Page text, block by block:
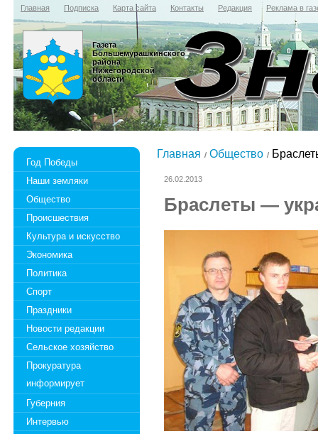
Главная Подписка Карта сайта Контакты Редакция Реклама в
Газета
Большемурашкинского
района
Нижегородской
области
Год Победы
Наши земляки
Общество
Происшествия
Культура и искусство
Экономика
Политика
Спорт
Праздники
Новости редакции
Сельское хозяйство
Прокуратура
информирует
Губерния
Интервью
Главная Общество
26.02.2013
Браслеты —